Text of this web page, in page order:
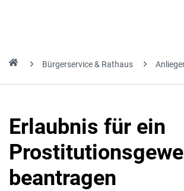
Bürgerservice & Rathaus
Erlaubnis für ein
beantragen